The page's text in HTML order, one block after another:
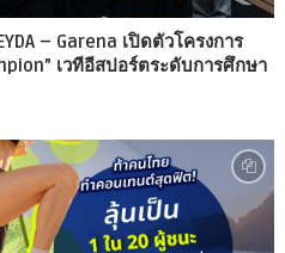
– Garena เปิดตัวโครงการ
เวทีอีสปอร์ตระดับการศึกษา